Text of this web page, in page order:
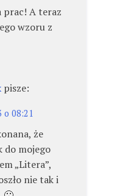
prac! A teraz
wzoru z
pisze:
o 08:21
że
do mojego
„Litera”,
nie tak i